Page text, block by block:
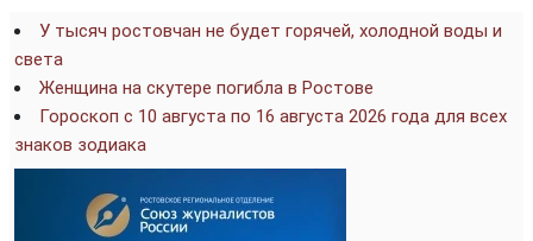
У тысяч ростовчан не будет горячей, холодной воды и
света
Женщина на скутере погибла в Ростове
Гороскоп с 10 августа по 16 августа 2026 года для всех
знаков зодиака